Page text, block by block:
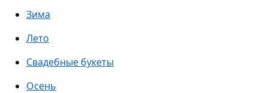
Зима
Лето
Свадебные букеты
Осень